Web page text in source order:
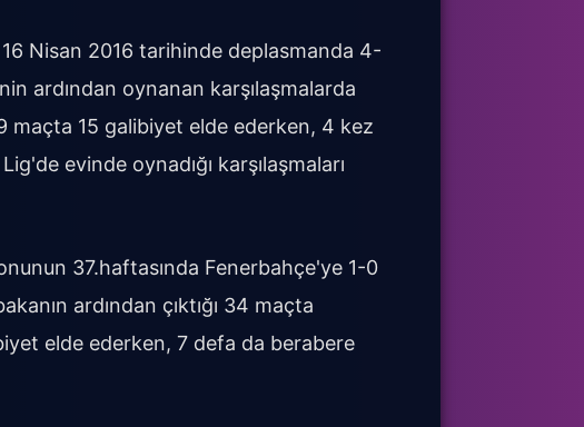
Nisan 2016 tarihinde deplasmanda 4-
ardından oynanan karşılaşmalarda
maçta 15 galibiyet elde ederken, 4 kez
evinde oynadığı karşılaşmaları
37.haftasında Fenerbahçe'ye 1-0
ardından çıktığı 34 maçta
elde ederken, 7 defa da berabere